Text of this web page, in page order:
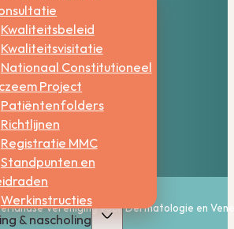
Kwaliteitsbeleid
Kwaliteitsvisitatie
Nationaal Constitutioneel
Project
Patiëntenfolders
Richtlijnen
Registratie MMC
Standpunten en
Werkinstructies
& nascholing
Vereniging voor Dermatologie en